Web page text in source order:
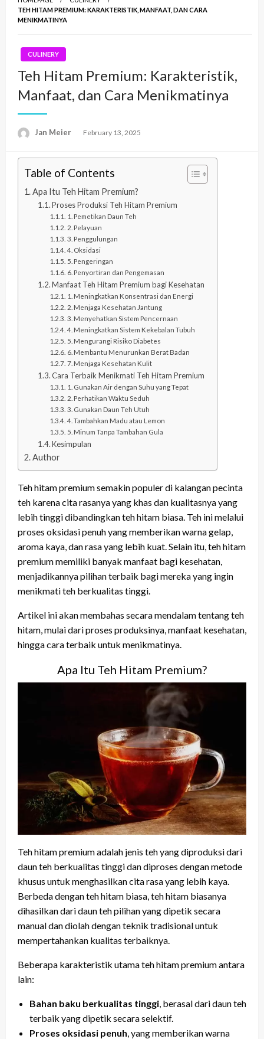
TEH HITAM PREMIUM: KARAKTERISTIK, MANFAAT, DAN CARA
MENIKMATINYA
CULINERY
Teh Hitam Premium: Karakteristik,
Manfaat, dan Cara Menikmatinya
Jan Meier
Posted
February 13, 2025
Table of Contents
Apa Itu Teh Hitam Premium?
Proses Produksi Teh Hitam Premium
1. Pemetikan Daun Teh
2. Pelayuan
3. Penggulungan
4. Oksidasi
5. Pengeringan
6. Penyortiran dan Pengemasan
Manfaat Teh Hitam Premium bagi Kesehatan
1. Meningkatkan Konsentrasi dan Energi
2. Menjaga Kesehatan Jantung
3. Menyehatkan Sistem Pencernaan
4. Meningkatkan Sistem Kekebalan Tubuh
5. Mengurangi Risiko Diabetes
6. Membantu Menurunkan Berat Badan
7. Menjaga Kesehatan Kulit
Cara Terbaik Menikmati Teh Hitam Premium
1. Gunakan Air dengan Suhu yang Tepat
2. Perhatikan Waktu Seduh
3. Gunakan Daun Teh Utuh
4. Tambahkan Madu atau Lemon
5. Minum Tanpa Tambahan Gula
Kesimpulan
Author
Teh hitam premium semakin populer di kalangan pecinta
teh karena cita rasanya yang khas dan kualitasnya yang
lebih tinggi dibandingkan teh hitam biasa. Teh ini melalui
proses oksidasi penuh yang memberikan warna gelap,
aroma kaya, dan rasa yang lebih kuat. Selain itu, teh hitam
premium memiliki banyak manfaat bagi kesehatan,
menjadikannya pilihan terbaik bagi mereka yang ingin
menikmati teh berkualitas tinggi.
Artikel ini akan membahas secara mendalam tentang teh
hitam, mulai dari proses produksinya, manfaat kesehatan,
hingga cara terbaik untuk menikmatinya.
Apa Itu Teh Hitam Premium?
Teh hitam premium adalah jenis teh yang diproduksi dari
daun teh berkualitas tinggi dan diproses dengan metode
khusus untuk menghasilkan cita rasa yang lebih kaya.
Berbeda dengan teh hitam biasa, teh hitam biasanya
dihasilkan dari daun teh pilihan yang dipetik secara
manual dan diolah dengan teknik tradisional untuk
mempertahankan kualitas terbaiknya.
Beberapa karakteristik utama teh hitam premium antara
lain:
Bahan baku berkualitas tinggi, berasal dari daun teh
terbaik yang dipetik secara selektif.
Proses oksidasi penuh, yang memberikan warna